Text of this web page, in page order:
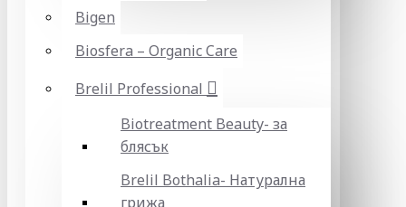
Bigen
Biosfera – Organic Care
Brelil Professional
Biotreatment Beauty- за
блясък
Brelil Bothalia- Натурална
грижа